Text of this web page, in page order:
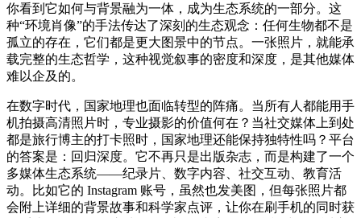
你看到它如何与背景融为一体，成为生态系统的一部分。这
种“环境肖像”的手法传达了深刻的生态观念：任何生物都不是
孤立的存在，它们都是更大图景中的节点。一张照片，就能承
载完整的生态哲学，这种视觉叙事的密度和深度，是其他媒体
难以企及的。
在数字时代，国家地理也面临转型的阵痛。当所有人都能用手
机拍摄高清照片时，专业摄影的价值何在？当社交媒体上到处
都是旅行博主的打卡照时，国家地理还能保持独特性吗？平台
的答案是：回归深度。它不再只是出版杂志，而是构建了一个
多媒体生态系统——纪录片、数字内容、社交互动、教育活
动。比如它的 Instagram 账号，虽然也发美图，但每张照片都
会附上详细的背景故事和科学家点评，让你在刷手机的同时获